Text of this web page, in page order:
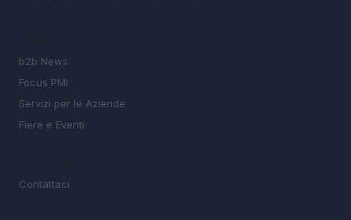
b2b News
Focus PMI
Servizi per le Aziende
Fiere e Eventi
Contattaci